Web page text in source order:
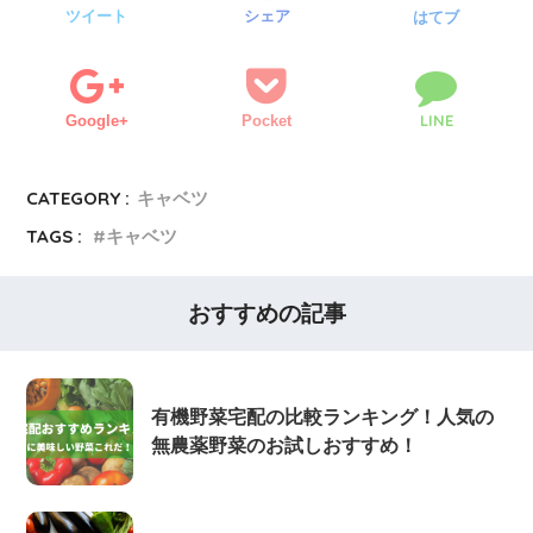
ツイート シェア はてブ
Google+ Pocket LINE
CATEGORY : キャベツ
TAGS :
キャベツ
おすすめの記事
有機野菜宅配の比較ランキング！人気の
無農薬野菜のお試しおすすめ！